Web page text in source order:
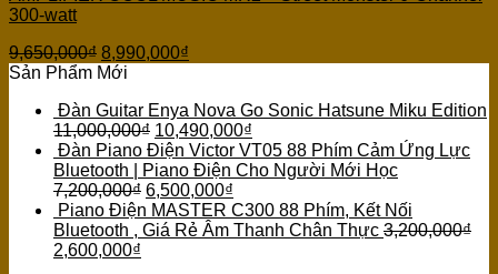
300-watt
9,650,000₫ 8,990,000₫
Sản Phẩm Mới
Đàn Guitar Enya Nova Go Sonic Hatsune Miku Edition
11,000,000₫ 10,490,000₫
Đàn Piano Điện Victor VT05 88 Phím Cảm Ứng Lực
Bluetooth | Piano Điện Cho Người Mới Học
7,200,000₫ 6,500,000₫
Piano Điện MASTER C300 88 Phím, Kết Nối
Bluetooth , Giá Rẻ Âm Thanh Chân Thực 3,200,000₫
2,600,000₫